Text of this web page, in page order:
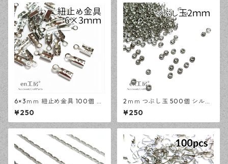
6×3ｍｍ 紐止め金具 100個 シ
ルバー カシメ アクセサリーパ
ーツ 基礎パーツ ハンドメイド
資材 【en工房】
¥250
2ｍｍ つぶし玉 500個 シルバ
ー かしめ玉 アクセサリーパー
ツ 基礎パーツ ハンドメイド資
材 【en工房】
¥250